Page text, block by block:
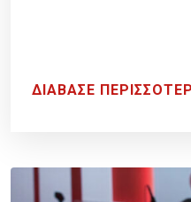
ΔΙΑΒΑΣΕ